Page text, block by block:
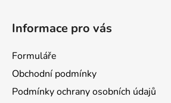
Informace pro vás
Formuláře
Obchodní podmínky
Podmínky ochrany osobních údajů